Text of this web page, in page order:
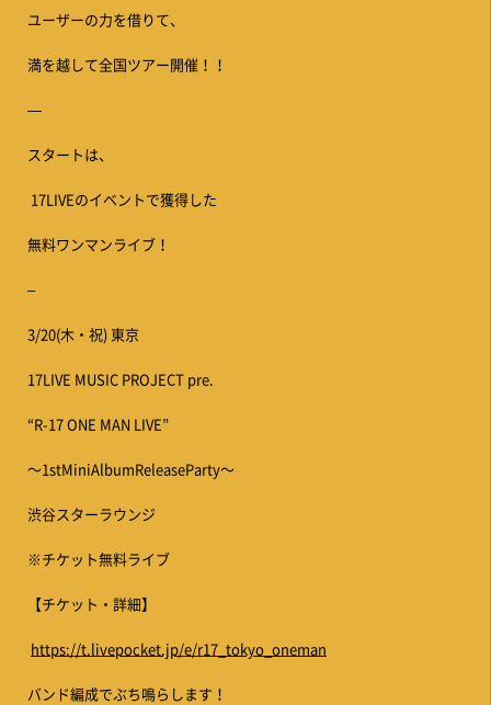
ユーザーの力を借りて、
満を越して全国ツアー開催！！
—
スタートは、
17LIVEのイベントで獲得した
無料ワンマンライブ！
–
3/20(木・祝) 東京
17LIVE MUSIC PROJECT pre.
“R-17 ONE MAN LIVE”
〜1stMiniAlbumReleaseParty〜
渋谷スターラウンジ
※チケット無料ライブ
【チケット・詳細】
https://t.livepocket.jp/e/r17_tokyo_oneman
バンド編成でぶち鳴らします！